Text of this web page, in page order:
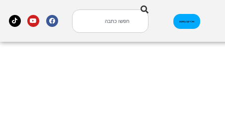
אינדקס עסקים